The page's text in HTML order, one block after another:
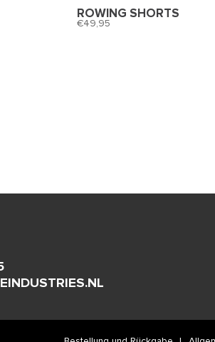
ROWING SHORTS
49,95